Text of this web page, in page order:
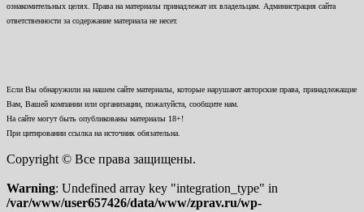
ознакомительных целях. Права на материалы принадлежат их владельцам. Администрация сайта
ответственности за содержание материала не несет.
Если Вы обнаружили на нашем сайте материалы, которые нарушают авторские права, принадлежащие
Вам, Вашей компании или организации, пожалуйста, сообщите нам.
На сайте могут быть опубликованы материалы 18+!
При цитировании ссылка на источник обязательна.
Copyright © Все права защищены.
Warning: Undefined array key "integration_type" in
/var/www/user657426/data/www/zprav.ru/wp-